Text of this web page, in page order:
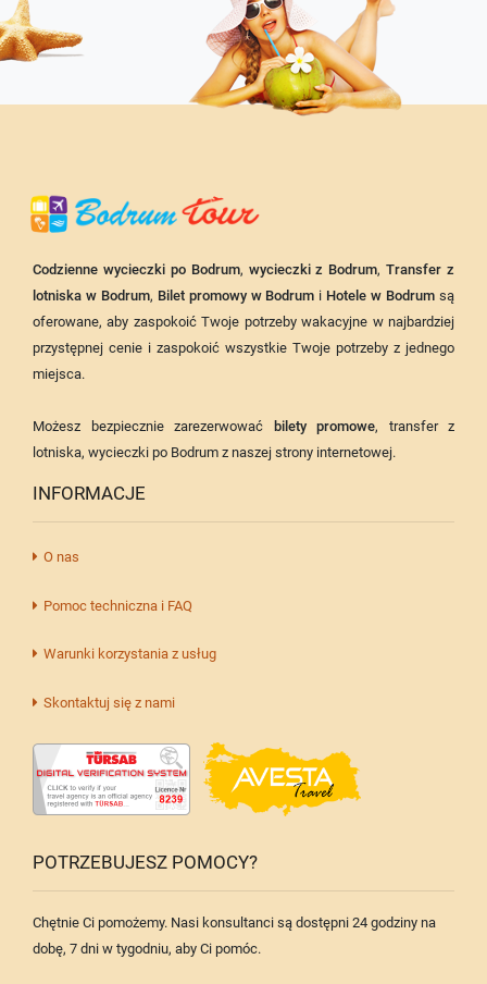
Codzienne wycieczki po Bodrum, wycieczki z Bodrum,Transfer z
lotniska w Bodrum, Bilet promowy w Bodrum i Hotele w Bodrum są
oferowane, aby zaspokoić Twoje potrzeby wakacyjne w najbardziej
przystępnej cenie i zaspokoić wszystkie Twoje potrzeby z jednego
miejsca.
Możesz bezpiecznie zarezerwować bilety promowe, transfer z
lotniska, wycieczki po Bodrum z naszej strony internetowej.
INFORMACJE
O nas
Pomoc techniczna i FAQ
Warunki korzystania z usług
Skontaktuj się z nami
POTRZEBUJESZ POMOCY?
Chętnie Ci pomożemy. Nasi konsultanci są dostępni 24 godziny na
dobę, 7 dni w tygodniu, aby Ci pomóc.